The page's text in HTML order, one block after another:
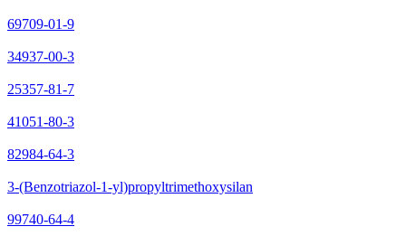
69709-01-9
34937-00-3
25357-81-7
41051-80-3
82984-64-3
3-(Benzotriazol-1-yl)propyltrimethoxysilan
99740-64-4